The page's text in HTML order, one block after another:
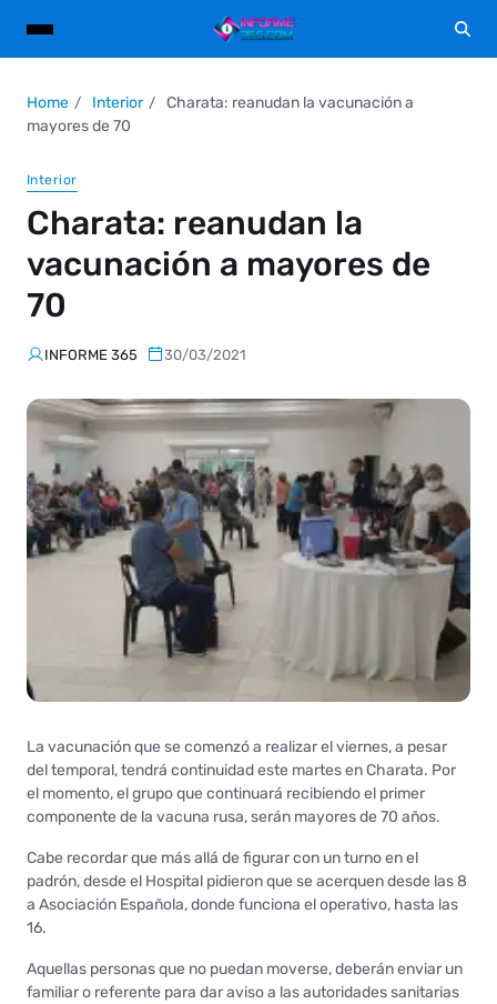
Home Interior
Charata: reanudan la vacunación a
mayores de 70
Interior
Charata: reanudan la
vacunación a mayores de
70
INFORME 365 30/03/2021
La vacunación que se comenzó a realizar el viernes, a pesar
del temporal, tendrá continuidad este martes en Charata. Por
el momento, el grupo que continuará recibiendo el primer
componente de la vacuna rusa, serán mayores de 70 años.
Cabe recordar que más allá de figurar con un turno en el
padrón, desde el Hospital pidieron que se acerquen desde las 8
a Asociación Española, donde funciona el operativo, hasta las
16.
Aquellas personas que no puedan moverse, deberán enviar un
familiar o referente para dar aviso a las autoridades sanitarias